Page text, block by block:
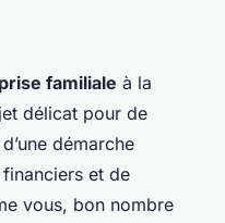
à la
familiale à la
délicat pour de
démarche
financiers et de
vous, bon nombre